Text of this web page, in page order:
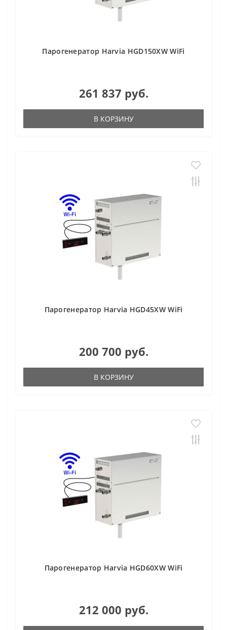
Парогенератор Harvia HGD150XW WiFi
261 837 руб.
В КОРЗИНУ
Парогенератор Harvia HGD45XW WiFi
200 700 руб.
В КОРЗИНУ
Парогенератор Harvia HGD60XW WiFi
212 000 руб.